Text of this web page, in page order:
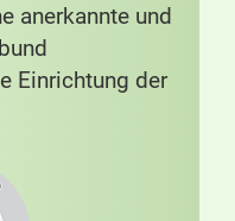
anerkannte und
Einrichtung der